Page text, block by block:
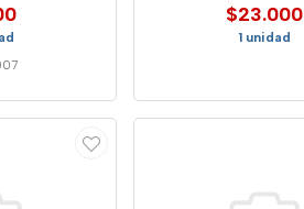
$23.000
1 unidad